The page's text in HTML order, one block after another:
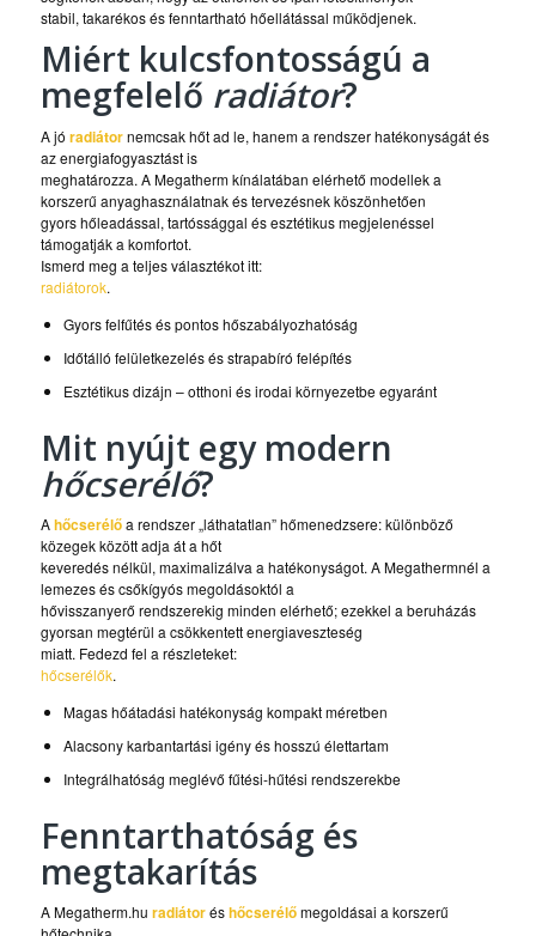
stabil, takarékos és fenntartható hőellátással működjenek.
Miért kulcsfontosságú a
megfelelő radiátor?
A jó radiátornemcsak hőt ad le, hanem a rendszer hatékonyságát és
az energiafogyasztást is
meghatározza. A Megatherm kínálatában elérhető modellek a
korszerű anyaghasználatnak és tervezésnek köszönhetően
gyors hőleadással, tartóssággal és esztétikus megjelenéssel
támogatják a komfortot.
Ismerd meg a teljes választékot itt:
radiátorok.
Gyors felfűtés és pontos hőszabályozhatóság
Időtálló felületkezelés és strapabíró felépítés
Esztétikus dizájn – otthoni és irodai környezetbe egyaránt
Mit nyújt egy modern
hőcserélő?
Ahőcserélőa rendszer „láthatatlan” hőmenedzsere: különböző
közegek között adja át a hőt
keveredés nélkül, maximalizálva a hatékonyságot. A Megathermnél a
lemezes és csőkígyós megoldásoktól a
hővisszanyerő rendszerekig minden elérhető; ezekkel a beruházás
gyorsan megtérül a csökkentett energiaveszteség
miatt. Fedezd fel a részleteket:
hőcserélők.
Magas hőátadási hatékonyság kompakt méretben
Alacsony karbantartási igény és hosszú élettartam
Integrálhatóság meglévő fűtési-hűtési rendszerekbe
Fenntarthatóság és
megtakarítás
A Megatherm.hu radiátoréshőcserélőmegoldásai a korszerű